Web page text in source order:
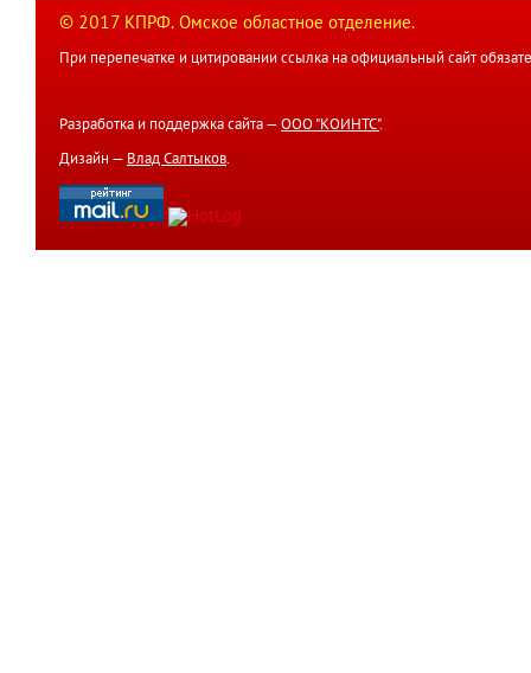
© 2017 КПРФ. Омское областное отделение.
При перепечатке и цитировании ссылка на официальный сайт
Разработка и поддержка сайта — ООО "КОИНТС".
Дизайн — Влад Салтыков.